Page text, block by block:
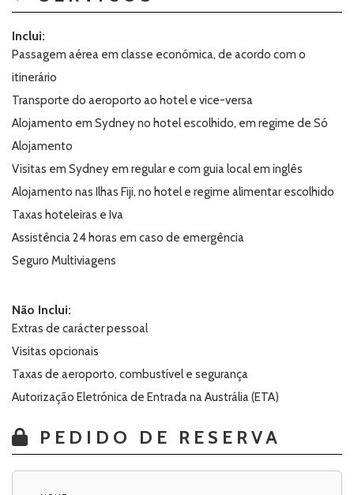
Inclui:
Passagem aérea em classe económica, de acordo com o
itinerário
Transporte do aeroporto ao hotel e vice-versa
Alojamento em Sydney no hotel escolhido, em regime de Só
Alojamento
Visitas em Sydney em regular e com guia local em inglês
Alojamento nas Ilhas Fiji, no hotel e regime alimentar escolhido
Taxas hoteleiras e Iva
Assistência 24 horas em caso de emergência
Seguro Multiviagens
Não Inclui:
Extras de carácter pessoal
Visitas opcionais
Taxas de aeroporto, combustível e segurança
Autorização Eletrónica de Entrada na Austrália (ETA)
PEDIDO DE RESERVA